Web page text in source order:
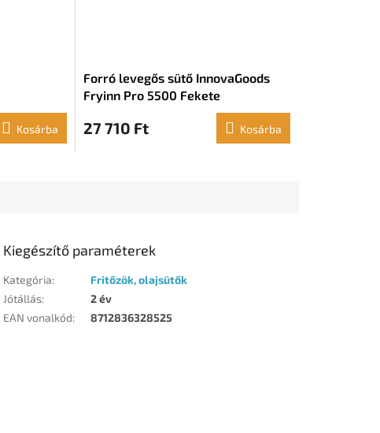
Kosárba
Forró levegős sütő InnovaGoods
Fryinn Pro 5500 Fekete
Rozsdamentes acél 1700 W (5,5 l)
27 710 Ft Kosárba
Kiegészítő paraméterek
Kategória:
Fritőzök, olajsütők
Jótállás:
2 év
EAN vonalkód: 8712836328525